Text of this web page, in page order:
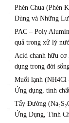
Phèn Chua (Phèn
Dùng và Những
PAC – Poly
quả trong xử lý
Acid chanh hữu
dụng trong đời
Muối lạnh (NH4Cl
Ứng dụng, tính
Tẩy Đường
Ứng Dụng, Tính